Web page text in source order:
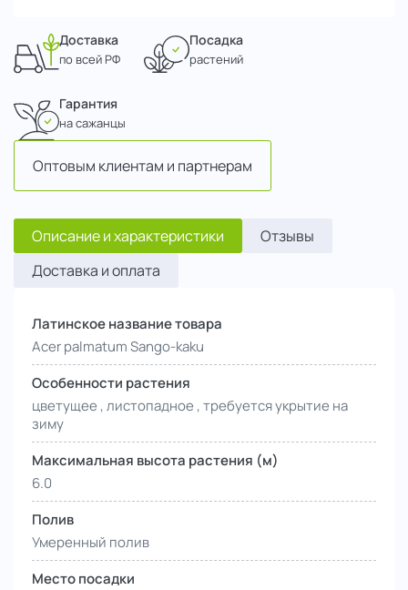
Доставка
по всей РФ
Посадка
растений
Гарантия
на сажанцы
Оптовым клиентам и партнерам
Описание и характеристики
Отзывы
Доставка и оплата
Латинское название товара
Acer palmatum Sango-kaku
Особенности растения
цветущее , листопадное , требуется укрытие на
зиму
Максимальная высота растения (м)
6.0
Полив
Умеренный полив
Место посадки